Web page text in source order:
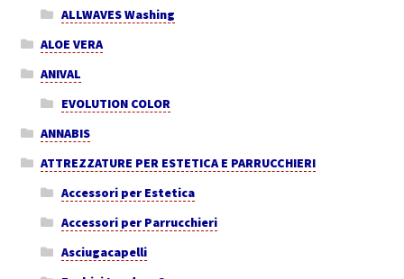
ALLWAVES Washing
ALOE VERA
ANIVAL
EVOLUTION COLOR
ANNABIS
ATTREZZATURE PER ESTETICA E PARRUCCHIERI
Accessori per Estetica
Accessori per Parrucchieri
Asciugacapelli